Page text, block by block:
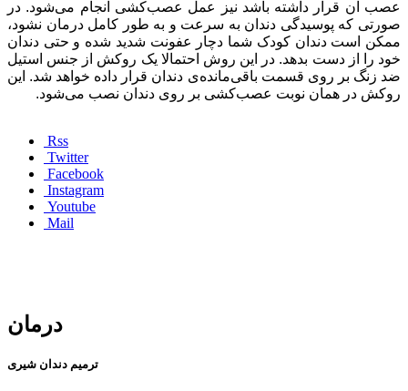
عصب آن قرار داشته باشد نیز عمل عصب‌کشی انجام می‌شود. در
صورتی ‌که پوسیدگی دندان به ‌سرعت و به‌ طور کامل درمان نشود،
ممکن است دندان کودک شما دچار عفونت شدید شده و حتی دندان
خود را از دست بدهد. در این روش احتمالا یک روکش از جنس استیل
ضد زنگ بر روی قسمت باقی‌مانده‌ی دندان قرار داده خواهد شد. این
روکش در همان نوبت عصب‌کشی بر روی دندان نصب می‌شود.
Rss
Twitter
Facebook
Instagram
Youtube
Mail
درمان
ترمیم دندان شیری